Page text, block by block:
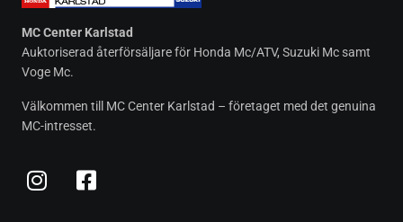
MC Center Karlstad
Auktoriserad återförsäljare för Honda Mc/ATV, Suzuki Mc samt
Voge Mc.
Välkommen till MC Center Karlstad – företaget med det genuina
MC-intresset.